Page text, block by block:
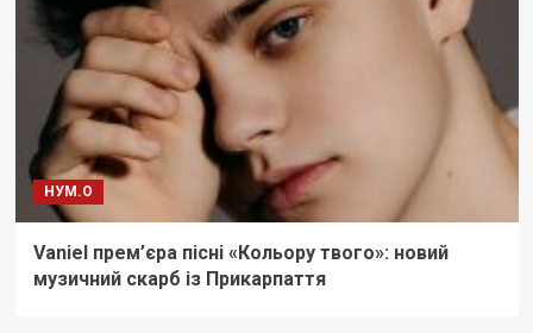
НУМ.О
Vaniel прем’єра пісні «Кольору твого»: новий
музичний скарб із Прикарпаття